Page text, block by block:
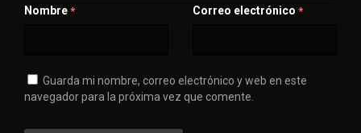
Nombre * Correo electrónico *
Guarda mi nombre, correo electrónico y web en este
navegador para la próxima vez que comente.